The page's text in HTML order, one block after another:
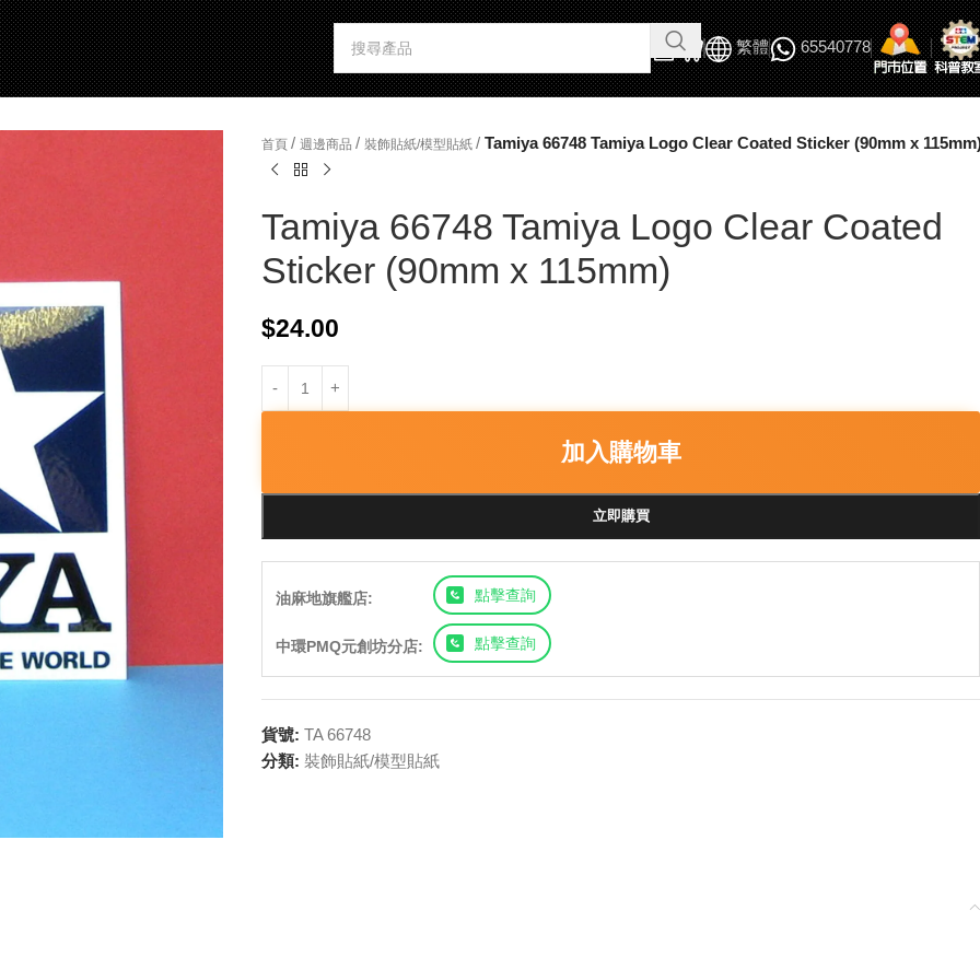
繁體 65540778
首頁 / 週邊商品 / 裝飾貼紙/模型貼紙 / Tamiya 66748 Tamiya Logo Clear Coated Sticker (90mm x
Tamiya 66748 Tamiya Logo Clear Coated
Sticker (90mm x 115mm)
$24.00
加入購物車
立即購買
油麻地旗艦店: 點擊查詢
中環PMQ元創坊分店: 點擊查詢
貨號: TA 66748
分類: 裝飾貼紙/模型貼紙